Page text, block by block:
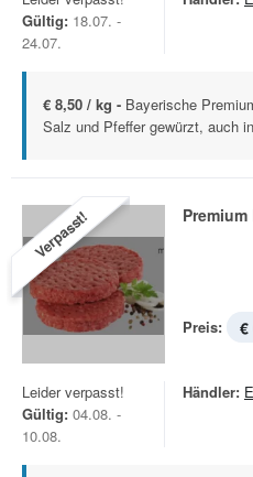
Gültig: 18.07. -
24.07.
€ 8,50 / kg - Bayerische
Salz und Pfeffer gewürzt, auch
Verpasst!
Preis: €
Leider verpasst!
Gültig: 04.08. -
10.08.
Händler: